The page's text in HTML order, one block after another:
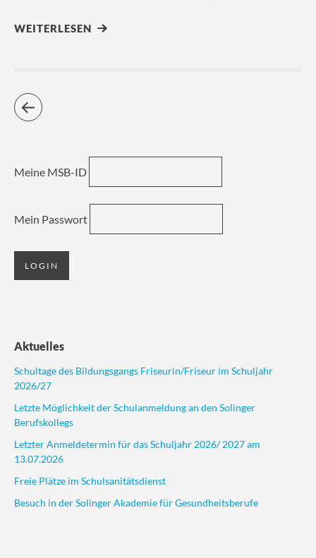
WEITERLESEN
Meine MSB-ID
Mein Passwort
Aktuelles
Schultage des Bildungsgangs Friseurin/Friseur im Schuljahr
2026/27
Letzte Möglichkeit der Schulanmeldung an den Solinger
Berufskollegs
Letzter Anmeldetermin für das Schuljahr 2026/ 2027 am
13.07.2026
Freie Plätze im Schulsanitätsdienst
Besuch in der Solinger Akademie für Gesundheitsberufe